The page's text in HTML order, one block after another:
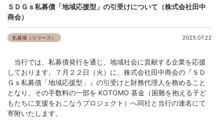
ＳＤＧｓ私募債「地域応援型」の引受けについて（株式会社田中
商会）
私募債（リリース） 2025.07.22
当行では、私募債発行を通じ、地域社会に貢献する企業を応援
しております。７月２２日（火）に、株式会社田中商会の『ＳＤ
Ｇｓ私募債「地域応援型」』の引受けと財務代理人を務めること
となり、その手数料の一部を KOTOMO 基金（困難を抱える子ど
もたちに支援をおこなうプロジェクト）へ同社と当行の連名にて
寄附いたします。